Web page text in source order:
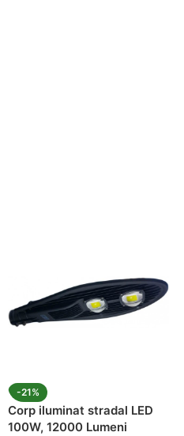
-21%
Corp iluminat stradal LED
100W, 12000 Lumeni